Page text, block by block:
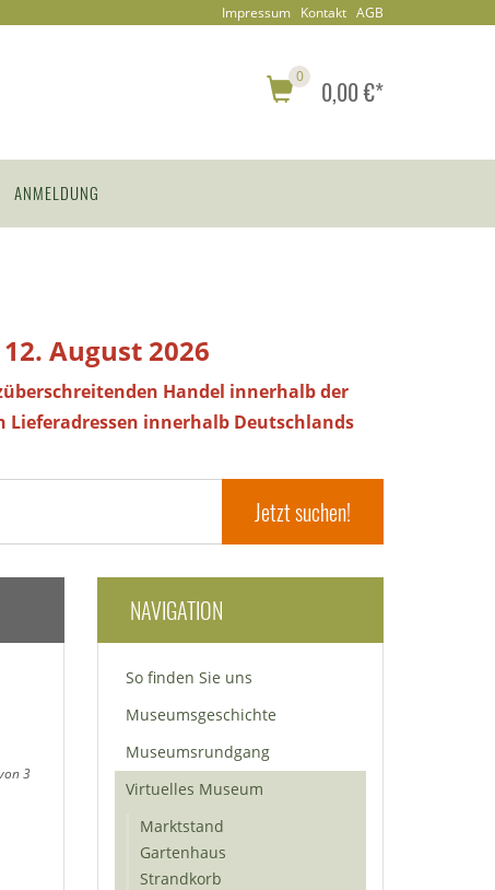
Impressum Kontakt AGB
0 0,00 €*
ANMELDUNG
August 2026
Handel innerhalb der
Lieferadressen innerhalb Deutschlands
3
NAVIGATION
So finden Sie uns
Museumsgeschichte
Museumsrundgang
Virtuelles Museum
Marktstand
Gartenhaus
Strandkorb